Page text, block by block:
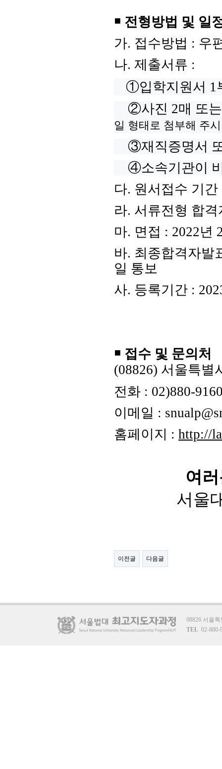
￭ 전형방법 및 일
가. 접수방법 : 우
나. 제출서류 :
​①​입학지원서 1
②​사진 2매 또
일 형태로 첨부해 주
③​재직증명서
④​소속기관이
다. 원서접수 기간
라. 서류전형 합격
마. 면접 : 2022년
바. 최종합격자발
일 통보
사. 등록기간 :
￭ 접수 및 문의처
(08826) 서울특별
전화 : 02)880-
이메일 :
홈페이지
: http://
여
서울
이전글 다음글
08826 서울
TEL 02-880-